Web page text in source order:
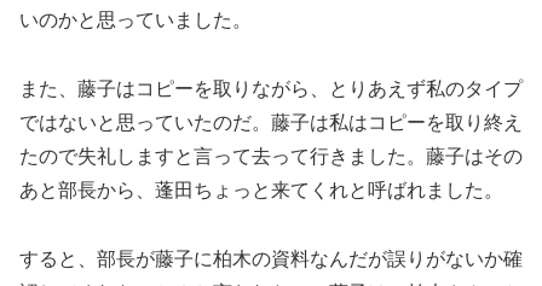
いのかと思っていました。
また、藤子はコピーを取りながら、とりあえず私のタイプ
ではないと思っていたのだ。藤子は私はコピーを取り終え
たので失礼しますと言って去って行きました。藤子はその
あと部長から、蓬田ちょっと来てくれと呼ばれました。
すると、部長が藤子に柏木の資料なんだが誤りがないか確